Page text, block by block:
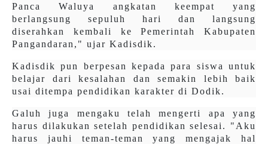
Panca Waluya angkatan keempat yang
berlangsung sepuluh hari dan langsung
diserahkan kembali ke Pemerintah Kabupaten
Pangandaran," ujar Kadisdik.
Kadisdik pun berpesan kepada para siswa untuk
belajar dari kesalahan dan semakin lebih baik
usai ditempa pendidikan karakter di Dodik.
Galuh juga mengaku telah mengerti apa yang
harus dilakukan setelah pendidikan selesai. "Aku
harus jauhi teman-teman yang mengajak hal